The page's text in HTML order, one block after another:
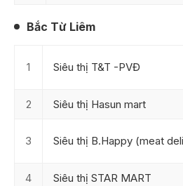
Bắc Từ Liêm
1 Siêu thị T&T -PVĐ
2 Siêu thị Hasun mart
3 Siêu thị B.Happy (meat
4 Siêu thị STAR MART